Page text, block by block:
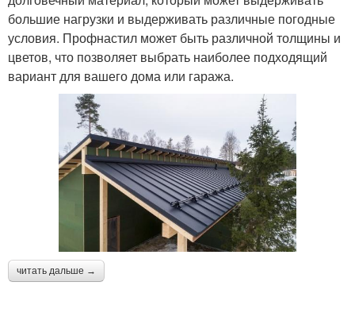
большие нагрузки и выдерживать различные погодные
условия. Профнастил может быть различной толщины и
цветов, что позволяет выбрать наиболее подходящий
вариант для вашего дома или гаража.
читать дальше →